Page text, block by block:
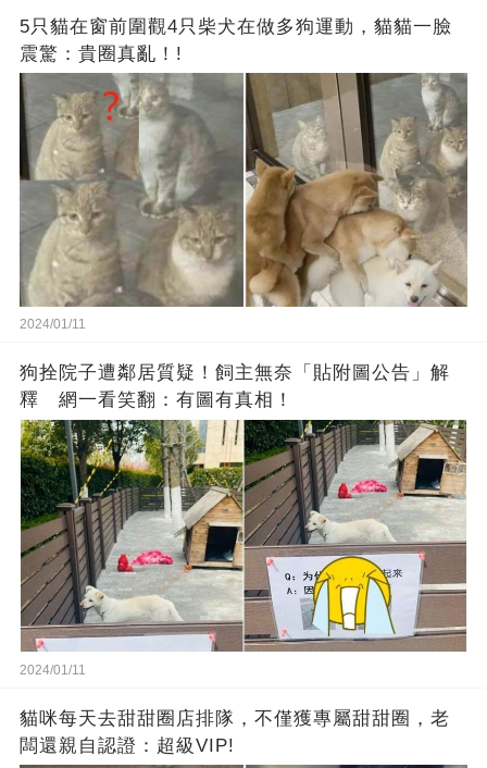
5只貓在窗前圍觀4只柴犬在做多狗運動，貓貓一臉
震驚：貴圈真亂！!
2024/01/11
狗拴院子遭鄰居質疑！飼主無奈「貼附圖公告」解
釋 網一看笑翻：有圖有真相！
2024/01/11
貓咪每天去甜甜圈店排隊，不僅獲專屬甜甜圈，老
闆還親自認證：超級VIP!